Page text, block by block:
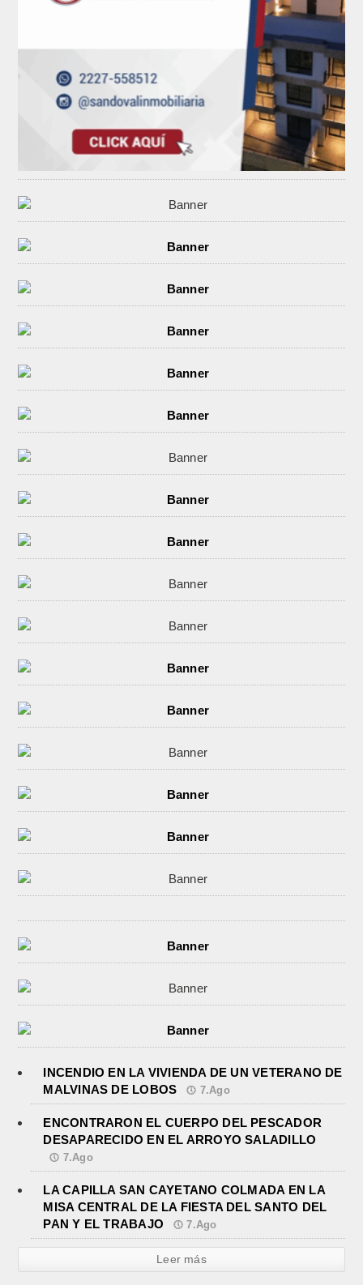
INCENDIO EN LA VIVIENDA DE UN VETERANO DE
MALVINAS DE LOBOS
7.Ago
ENCONTRARON EL CUERPO DEL PESCADOR
DESAPARECIDO EN EL ARROYO SALADILLO
7.Ago
LA CAPILLA SAN CAYETANO COLMADA EN LA
MISA CENTRAL DE LA FIESTA DEL SANTO DEL
PAN Y EL TRABAJO
7.Ago
Leer más